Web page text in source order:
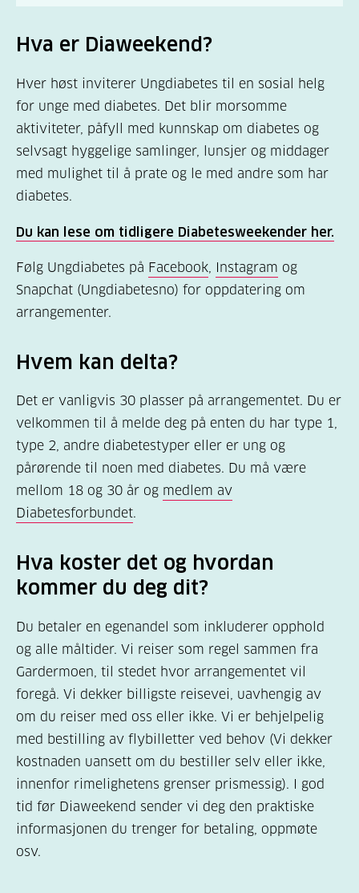
Hva er Diaweekend?
Hver høst inviterer Ungdiabetes til en sosial helg
for unge med diabetes. Det blir morsomme
aktiviteter, påfyll med kunnskap om diabetes og
selvsagt hyggelige samlinger, lunsjer og middager
med mulighet til å prate og le med andre som har
diabetes.
Du kan lese om tidligere Diabetesweekender her.
Følg Ungdiabetes på Facebook Instagram og
Snapchat (Ungdiabetesno) for oppdatering om
arrangementer.
Hvem kan delta?
Det er vanligvis 30 plasser på arrangementet. Du er
velkommen til å melde deg på enten du har type 1,
type 2, andre diabetestyper eller er ung og
pårørende til noen med diabetes. Du må være
mellom 18 og 30 år og medlem av
Diabetesforbundet.
Hva koster det og hvordan
kommer du deg dit?
Du betaler en egenandel som inkluderer opphold
og alle måltider. Vi reiser som regel sammen fra
Gardermoen, til stedet hvor arrangementet vil
foregå. Vi dekker billigste reisevei, uavhengig av
om du reiser med oss eller ikke. Vi er behjelpelig
med bestilling av flybilletter ved behov (Vi dekker
kostnaden uansett om du bestiller selv eller ikke,
innenfor rimelighetens grenser prismessig). I god
tid før Diaweekend sender vi deg den praktiske
informasjonen du trenger for betaling, oppmøte
osv.